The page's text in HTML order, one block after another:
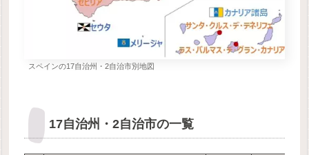
スペインの17自治州・2自治市別地図
17自治州・2自治市の一覧